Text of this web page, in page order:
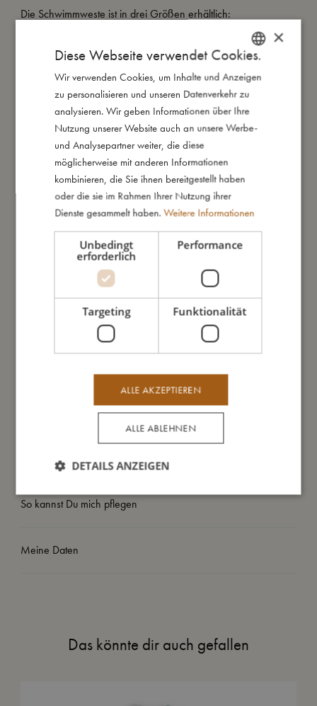
Die Schwimmweste ist in drei Größen erhältlich:
1-2 Jahre: Empfohlenes Gewicht 11-15 kg, Brustumfang 51 cm
3-4 Jahre: Empfohlenes Gewicht 15-19 kg, Brustumfang 56
5-6 Jahre: Empfohlenes Gewicht 19-30 kg, Brustumfang 62
Diese Schwimmweste ist kein lebensrettendes Produkt und
bietet keinen Schutz vor dem Ertrinken. Sie darf nur unter
ständiger und fachkundiger Aufsicht durch eine erwachsene
Person verwendet werden. Die Schwimmlernweste eignet sich
nicht zum Segeln.
Meine besonderen Merkmale:
- UV-Schutz mit Faktor 50+
- Erhältlich in den Größen 1–2 Jahre, 3–4 Jahre und 5–6
- Unterstützt eine natürliche Schwimmhaltung
- Anpassbarer Auftrieb durch herausnehmbare Auftriebskörper
- Auch nach dem freien Schwimmen als UV-Schutz nutzbar
- Geprüft und zugelassen nach europäischer Norm EN 13138-
Daraus bin ich gemacht
So kannst Du mich pflegen
Meine Daten
Das könnte dir auch gefallen
DANISH
ENGLISH
GERMAN
×
Diese Webseite verwendet Cookies.
Wir verwenden Cookies, um Inhalte und Anzeigen
zu personalisieren und unseren Datenverkehr zu
analysieren. Wir geben Informationen über Ihre
Nutzung unserer Website auch an unsere Werbe-
und Analysepartner weiter, die diese
möglicherweise mit anderen Informationen
kombinieren, die Sie ihnen bereitgestellt haben
oder die sie im Rahmen Ihrer Nutzung ihrer
Dienste gesammelt haben. Weitere Informationen
Unbedingt
erforderlich
Performance
Targeting Funktionalität
ALLE AKZEPTIEREN
ALLE ABLEHNEN
DETAILS ANZEIGEN